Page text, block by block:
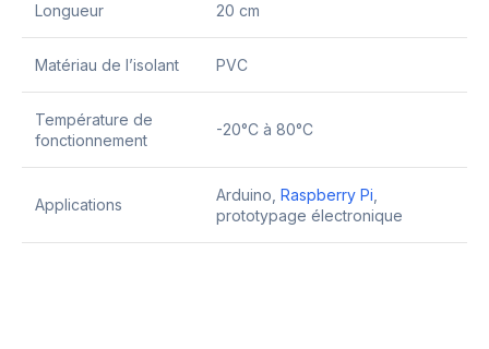
Longueur 20 cm
Matériau de l’isolant PVC
Température de
fonctionnement
-20°C à 80°C
Applications
Arduino, Raspberry Pi
prototypage électronique